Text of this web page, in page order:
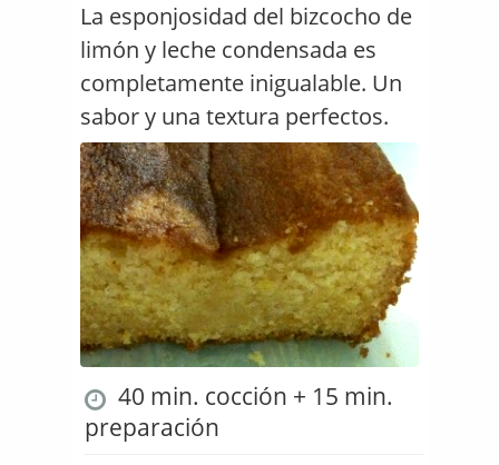
La esponjosidad del bizcocho de
limón y leche condensada es
completamente inigualable. Un
sabor y una textura perfectos.
40 min. cocción + 15 min.
preparación